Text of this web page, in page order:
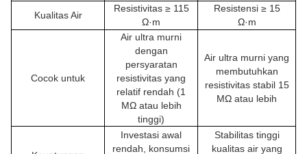
Kualitas Air
Resistivitas ≥ 115
Ω·m
Resistensi ≥ 15
Ω·m
Cocok untuk
Air ultra murni
dengan
persyaratan
resistivitas yang
relatif rendah (1
MΩ atau lebih
tinggi)
Air ultra murni yang
membutuhkan
resistivitas stabil 15
MΩ atau lebih
Investasi awal
rendah, konsumsi
Stabilitas tinggi
kualitas air yang